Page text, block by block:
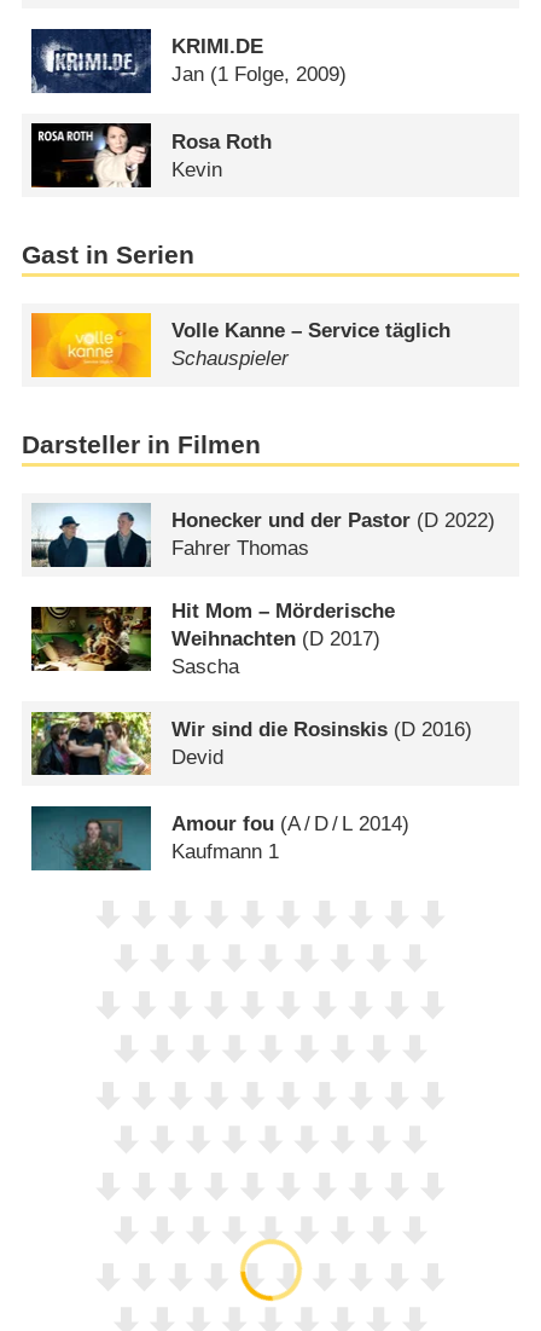
KRIMI.DE
Jan (1 Folge, 2009)
Rosa Roth
Kevin
Gast in Serien
Volle Kanne – Service täglich
Schauspieler
Darsteller in Filmen
Honecker und der Pastor (D 2022)
Fahrer Thomas
Hit Mom – Mörderische
Weihnachten (D 2017)
Sascha
Wir sind die Rosinskis (D 2016)
Devid
Amour fou (A/ D/ L 2014)
Kaufmann 1